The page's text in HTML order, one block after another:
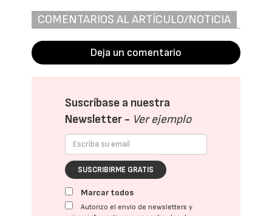
COMENTARIOS AL ARTÍCULO/NOTICIA
Deja un comentario
Suscríbase a nuestra
Newsletter - Ver ejemplo
SUSCRIBIRME GRATIS
Marcar todos
Autorizo el envío de newsletters y